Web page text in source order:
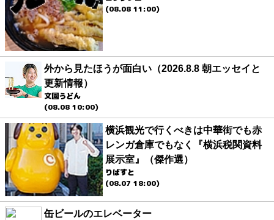
(08.08 11:00)
外から見たほうが面白い（2026.8.8 朝エッセイと
更新情報）
文園うどん
(08.08 10:00)
横浜観光で行くべきは中華街でも赤
レンガ倉庫でもなく『横浜税関資料
展示室』（傑作選）
りばすと
(08.07 18:00)
缶ビールのエレベーター